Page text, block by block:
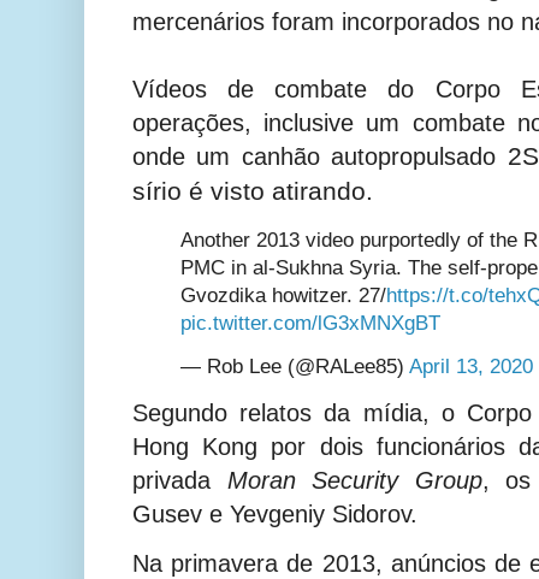
mercenários foram incorporados no
Vídeos de combate do Corpo
operações, inclusive um combate
onde um canhão autopropulsado
sírio é visto atirando.
Another 2013 video purportedly of the
PMC in al-Sukhna Syria. The self-
Gvozdika howitzer. 27/https://t.co/
pic.twitter.com/lG3xMNXgBT
— Rob Lee (@RALee85) April 13, 2020
Segundo relatos da mídia, o
Hong Kong por dois funcionários
privada Moran Security Group, os
Gusev e Yevgeniy Sidorov.
Na primavera de 2013, anúncios de